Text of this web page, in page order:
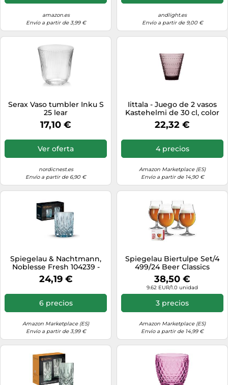
amazon.es
Envío a partir de 3,99 €
andlight.es
Envío a partir de 9,00 €
Serax Vaso tumbler Inku S
25 lear
17,10 €
Ver oferta
nordicnest.es
Envío a partir de 6,90 €
Iittala - Juego de 2 vasos
Kastehelmi de 30 cl, color
violeta
22,32 €
4 precios
Amazon Marketplace (ES)
Envío a partir de 14,90 €
Spiegelau & Nachtmann,
Noblesse Fresh 104239 -
Juego de 2 vasos de whisky
(cristal, 295 ml), color azul
24,19 €
6 precios
Amazon Marketplace (ES)
Envío a partir de 3,99 €
Spiegelau Biertulpe Set/4
499/24 Beer Classics
4991974
38,50 €
9.62 EUR/1.0 unidad
3 precios
Amazon Marketplace (ES)
Envío a partir de 14,99 €